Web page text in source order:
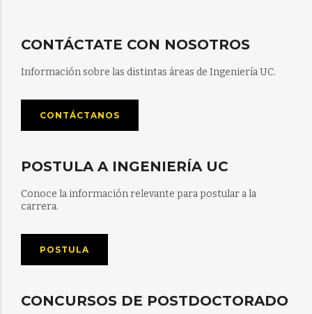
CONTÁCTATE CON NOSOTROS
Información sobre las distintas áreas de Ingeniería UC.
CONTÁCTANOS
POSTULA A INGENIERÍA UC
Conoce la información relevante para postular a la
carrera.
POSTULA
CONCURSOS DE POSTDOCTORADO